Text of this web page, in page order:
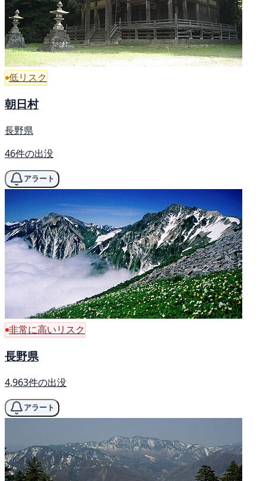
低リスク
朝日村
長野県
46件の出没
アラート
非常に高いリスク
長野県
4,963件の出没
アラート